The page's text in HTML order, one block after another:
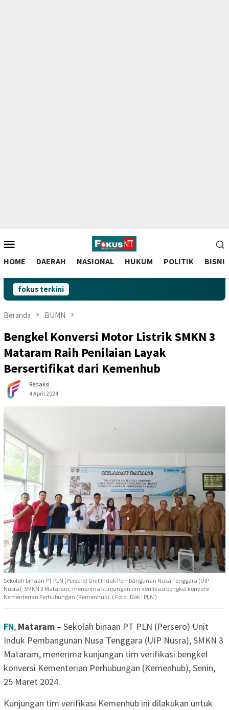
to
contentMobile
HOME DAERAH NASIONAL HUKUM POLITIK BISNIS
fokus terkini
Beranda BUMN
Bengkel Konversi Motor Listrik SMKN 3
Mataram Raih Penilaian Layak
Bersertifikat dari Kemenhub
Redaksi
4 April 2024
Sekolah binaan PT PLN (Persero) Unit Induk Pembangunan Nusa Tenggara (UIP
Nusra), SMKN 3 Mataram, menerima kunjungan tim verifikasi bengkel konversi
Kementerian Perhubungan (Kemenhub). ( Foto : Dok : PLN )
FN, Mataram – Sekolah binaan PT PLN (Persero) Unit
Induk Pembangunan Nusa Tenggara (UIP Nusra), SMKN 3
Mataram, menerima kunjungan tim verifikasi bengkel
konversi Kementerian Perhubungan (Kemenhub), Senin,
25 Maret 2024.
Kunjungan tim verifikasi Kemenhub ini dilakukan untuk